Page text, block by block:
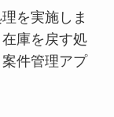
を実施しま
庫を戻す処
件管理アプ